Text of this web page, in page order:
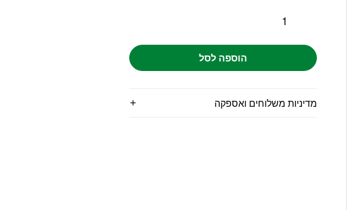
הוספה לסל
מדיניות משלוחים ואספקה